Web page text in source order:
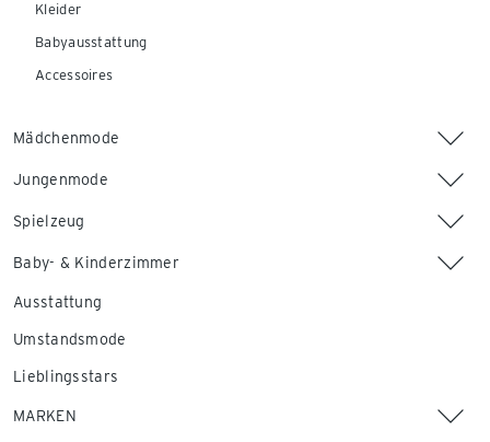
Kleider
Babyausstattung
Accessoires
Mädchenmode
Jungenmode
Spielzeug
Baby- & Kinderzimmer
Ausstattung
Umstandsmode
Lieblingsstars
MARKEN